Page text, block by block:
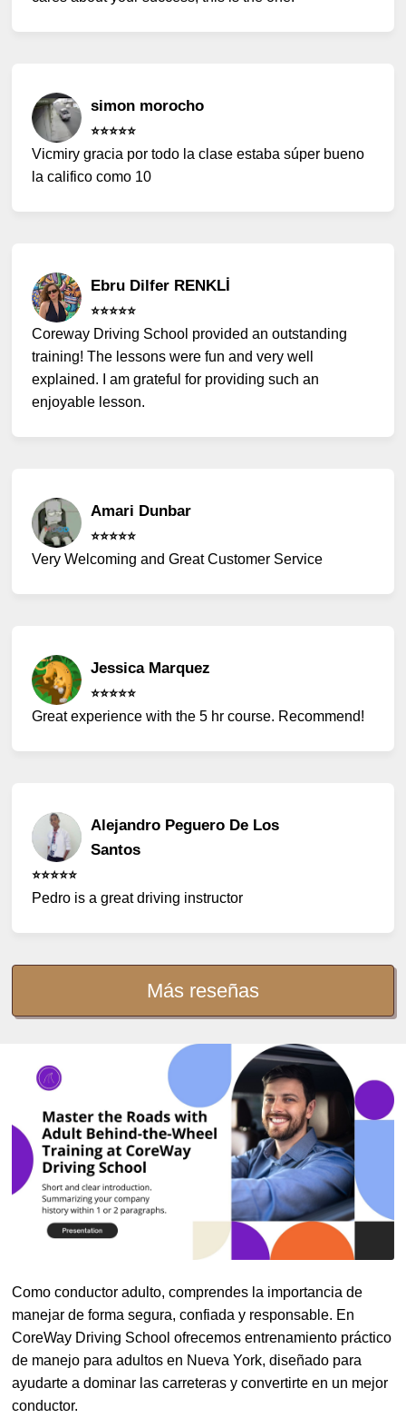
simon morocho
⭐️⭐️⭐️⭐️⭐️
Vicmiry gracia por todo la clase estaba súper bueno
la califico como 10
Ebru Dilfer RENKLİ
⭐️⭐️⭐️⭐️⭐️
Coreway Driving School provided an outstanding
training! The lessons were fun and very well
explained. I am grateful for providing such an
enjoyable lesson.
Amari Dunbar
⭐️⭐️⭐️⭐️⭐️
Very Welcoming and Great Customer Service
Jessica Marquez
⭐️⭐️⭐️⭐️⭐️
Great experience with the 5 hr course. Recommend!
Alejandro Peguero De Los
Santos
⭐️⭐️⭐️⭐️⭐️
Pedro is a great driving instructor
Más reseñas
Como conductor adulto, comprendes la importancia de
manejar de forma segura, confiada y responsable. En
CoreWay Driving School ofrecemos entrenamiento práctico
de manejo para adultos en Nueva York, diseñado para
ayudarte a dominar las carreteras y convertirte en un mejor
conductor.